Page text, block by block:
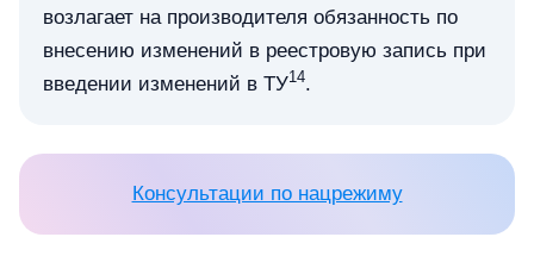
возлагает на производителя обязанность по
внесению изменений в реестровую запись при
введении изменений в ТУ14.
Консультации по нацрежиму